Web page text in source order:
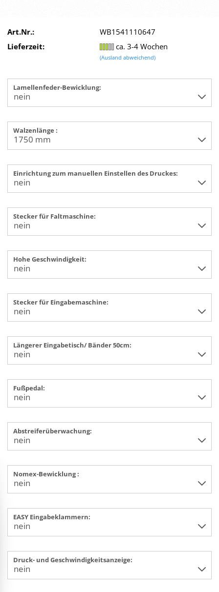
Art.Nr.:
WB1541110647
Lieferzeit:
ca. 3-4 Wochen
(Ausland abweichend)
Lamellenfeder-Bewicklung:
Walzenlänge :
Einrichtung zum manuellen Einstellen des Druckes:
Stecker für Faltmaschine:
Hohe Geschwindigkeit:
Stecker für Eingabemaschine:
Längerer Eingabetisch/ Bänder 50cm:
Fußpedal:
Abstreiferüberwachung:
Nomex-Bewicklung :
EASY Eingabeklammern:
Druck- und Geschwindigkeitsanzeige: